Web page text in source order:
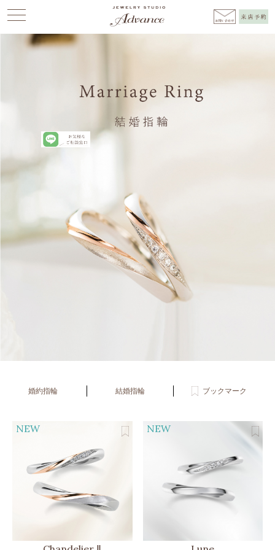
結婚指輪（マリッジリング）
婚約指輪 結婚指輪 ブックマーク
NEW NEW